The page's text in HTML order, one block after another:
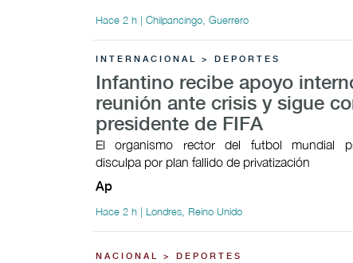
Hace 2 h | Chilpancingo, Guerrero
INTERNACIONAL > DEPORTES
Infantino recibe apoyo
reunión ante crisis y sigue
presidente de FIFA
El organismo rector del futbol mundial
disculpa por plan fallido de privatización
Ap
Hace 2 h | Londres, Reino Unido
NACIONAL > DEPORTES